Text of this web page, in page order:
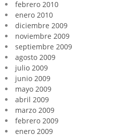
febrero 2010
enero 2010
diciembre 2009
noviembre 2009
septiembre 2009
agosto 2009
julio 2009
junio 2009
mayo 2009
abril 2009
marzo 2009
febrero 2009
enero 2009